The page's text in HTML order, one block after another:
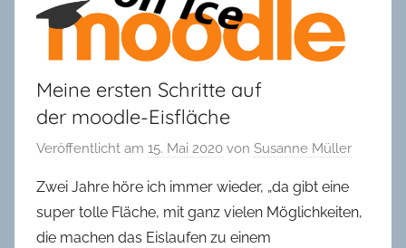
Oldenburg
Meine ersten Schritte auf
der moodle-Eisfläche
Veröffentlicht am 15. Mai 2020 von Susanne Müller
Zwei Jahre höre ich immer wieder, „da gibt eine
super tolle Fläche, mit ganz vielen Möglichkeiten,
die machen das Eislaufen zu einem